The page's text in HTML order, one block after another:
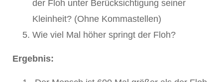
der Floh unter Berücksichtigung seiner
Kleinheit? (Ohne Kommastellen)
Wie viel Mal höher springt der Floh?
Ergebnis: